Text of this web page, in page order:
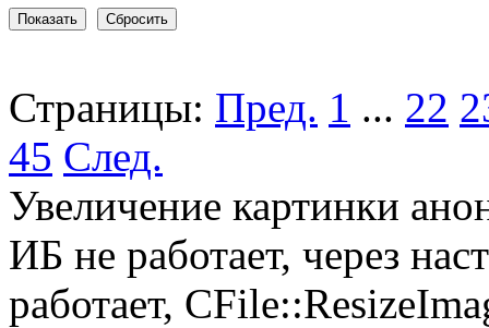
Страницы: Пред. 1 ... 22
45 След.
Увеличение картинки
ИБ не работает, через
работает,